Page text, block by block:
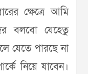
ক্ষেত্রে আমি
বলবো যেহেতু
যেতে পারছে না
নিয়ে যাবেন।